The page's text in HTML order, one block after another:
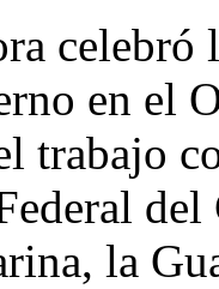
celebró
en el
trabajo
la